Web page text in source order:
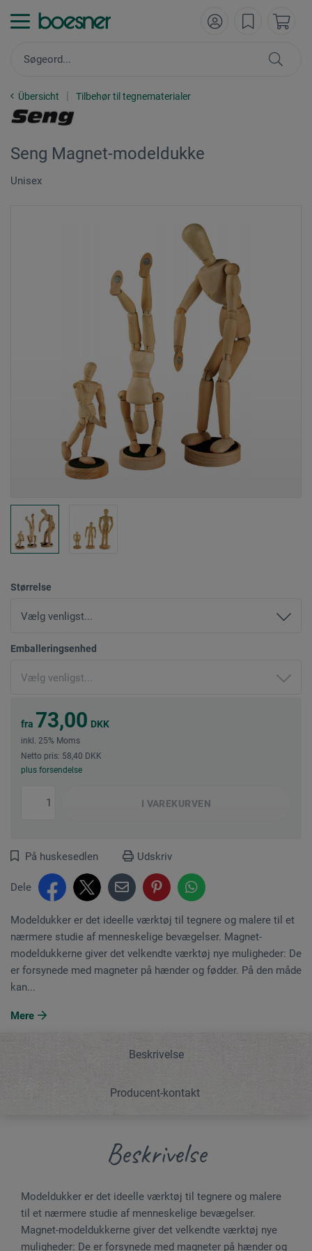
Übersicht Tilbehør til tegnematerialer
Seng Magnet-modeldukke
Unisex
Størrelse
Emballeringsenhed
fra 73,00 DKK
inkl. 25% Moms
Netto pris: 58,40 DKK
plus forsendelse
I VAREKURVEN
På huskesedlen Udskriv
Dele
Modeldukker er det ideelle værktøj til tegnere og malere til et
nærmere studie af menneskelige bevægelser. Magnet-
modeldukkerne giver det velkendte værktøj nye muligheder: De
er forsynede med magneter på hænder og fødder. På den måde
kan...
Mere
Beskrivelse
Producent-kontakt
Beskrivelse
Modeldukker er det ideelle værktøj til tegnere og malere
til et nærmere studie af menneskelige bevægelser.
Magnet-modeldukkerne giver det velkendte værktøj nye
muligheder: De er forsynede med magneter på hænder og